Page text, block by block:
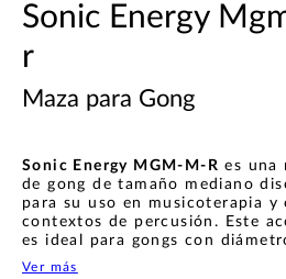
Sonic Energy
r
Maza para Gong
Sonic Energy MGM-M-R es una
de gong de tamaño mediano
para su uso en musicoterapia y
contextos de percusión. Este
es ideal para gongs con
Ver más